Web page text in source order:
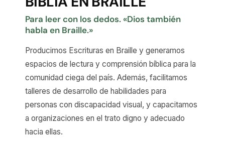
Para leer con los dedos. «Dios también
habla en Braille.»
Producimos Escrituras en Braille y generamos
espacios de lectura y comprensión bíblica para la
comunidad ciega del país. Además, facilitamos
talleres de desarrollo de habilidades para
personas con discapacidad visual, y capacitamos
a organizaciones en el trato digno y adecuado
hacia ellas.